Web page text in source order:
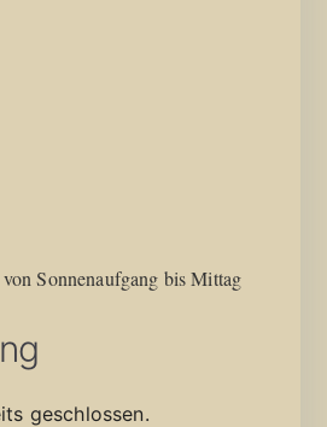
Sonnenaufgang bis Mittag
geschlossen.